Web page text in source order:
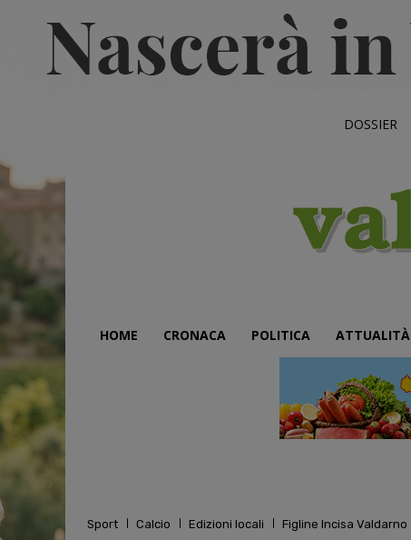
DOSSIER
HOME CRONACA POLITICA ATTUALITÀ
Sport Calcio Edizioni locali Figline Incisa Valdarno